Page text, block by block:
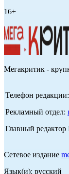
16+
Мегакритик -
Телефон
Рекламный отдел:
Главный
Сетевое издание
Язык(и): русский